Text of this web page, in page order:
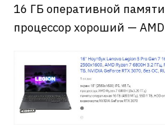
16 ГБ оперативной
процессор хороший —